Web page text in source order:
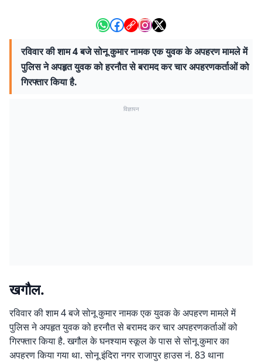
रविवार की शाम 4 बजे सोनू कुमार नामक एक युवक के अपहरण मामले में
पुलिस ने अपहृत युवक को हरनौत से बरामद कर चार अपहरणकर्ताओं को
गिरफ्तार किया है.
विज्ञापन
खगौल.
रविवार की शाम 4 बजे सोनू कुमार नामक एक युवक के अपहरण मामले में
पुलिस ने अपहृत युवक को हरनौत से बरामद कर चार अपहरणकर्ताओं को
गिरफ्तार किया है. खगौल के घनश्याम स्कूल के पास से सोनू कुमार का
अपहरण किया गया था. सोनू इंदिरा नगर राजापुर हाउस नं. 83 थाना